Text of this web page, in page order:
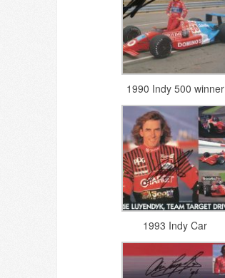
1990 Indy 500 winner
1993 Indy Car